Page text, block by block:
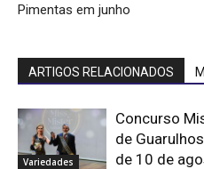
Pimentas em junho
ARTIGOS RELACIONADOS
Variedades
Concurso
de
de 10 de